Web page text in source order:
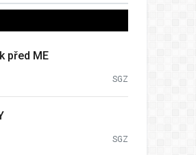
před ME
SGZ
SGZ